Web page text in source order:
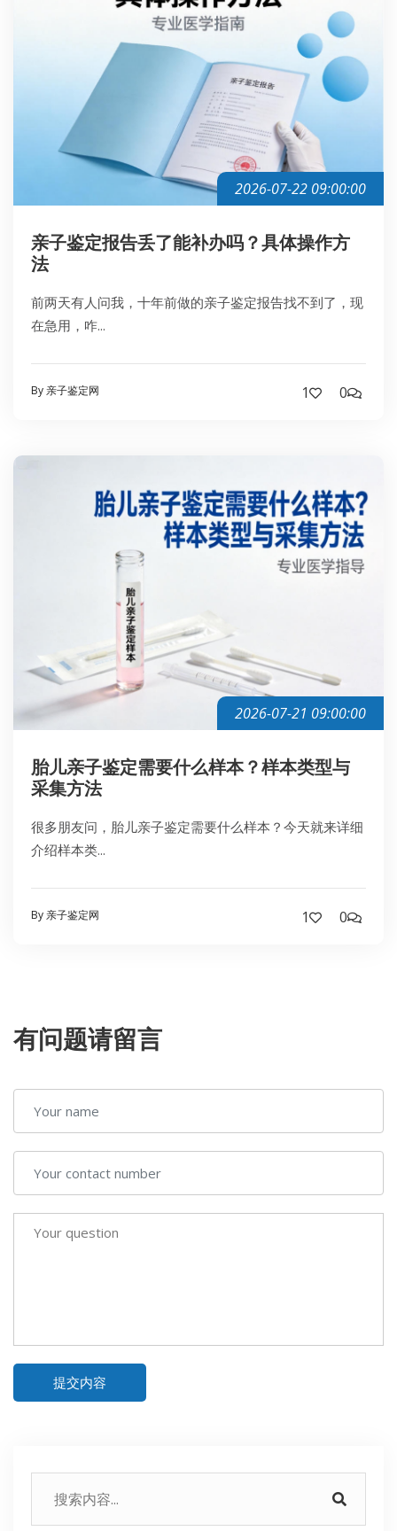
2026-07-22 09:00:00
亲子鉴定报告丢了能补办吗？具体操作方
法
前两天有人问我，十年前做的亲子鉴定报告找不到了，现
在急用，咋...
By 亲子鉴定网 1 0
2026-07-21 09:00:00
胎儿亲子鉴定需要什么样本？样本类型与
采集方法
很多朋友问，胎儿亲子鉴定需要什么样本？今天就来详细
介绍样本类...
By 亲子鉴定网 1 0
有问题请留言
提交内容